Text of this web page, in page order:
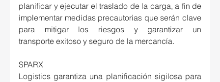
planificar y ejecutar el traslado de la carga, a fin de
implementar medidas precautorias que serán clave
para mitigar los riesgos y garantizar un
transporte exitoso y seguro de la mercancía.
SPARX
Logistics garantiza una planificación sigilosa para